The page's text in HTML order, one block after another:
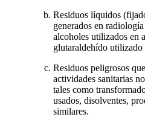
Residuos líquidos
generados en
alcoholes utilizados en
glutaraldehído utilizado
Residuos peligrosos
actividades sanitarias
tales como
usados, disolventes,
similares.